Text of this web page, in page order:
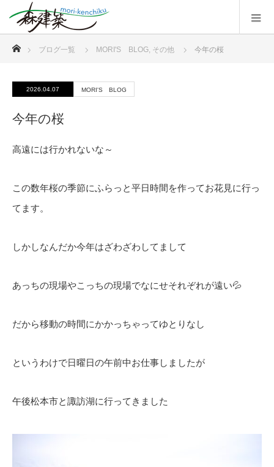
ブログ一覧 MORI'S BLOG, その他 今年の桜
2026.04.07 MORI'S BLOG
今年の桜
高遠には行かれないな～
この数年桜の季節にふらっと平日時間を作ってお花見に行っ
てます。
しかしなんだか今年はざわざわしてまして
あっちの現場やこっちの現場でなにせそれぞれが遠い💦
だから移動の時間にかかっちゃってゆとりなし
というわけで日曜日の午前中お仕事しましたが
午後松本市と諏訪湖に行ってきました